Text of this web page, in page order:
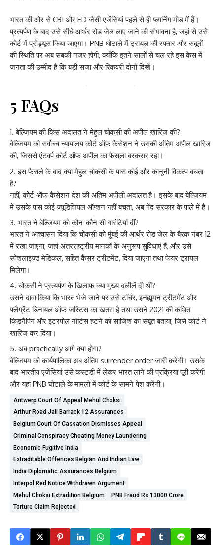
भारत की ओर से CBI और ED जैसी एजेंसियां पहले से ही प्लानिंग मोड में हैं।
प्रत्यर्पण के बाद उसे सीधे आर्थर रोड जेल लाए जाने की संभावना है, जहां से उसे
कोर्ट में प्रोड्यूस किया जाएगा। PNB घोटाले में ट्रायल की रफ्तार और सबूतों
की स्थिति पर अब सबकी नजर होगी, क्योंकि इतने सालों से चल रहे इस केस में
जनता की उम्मीद है कि बड़ी सजा और रिकवरी दोनों दिखें।
5 FAQs
बेल्जियम की किस अदालत ने मेहुल चोकसी की अपील खारिज की?
बेल्जियम की सर्वोच्च न्यायालय कोर्ट ऑफ कैसेशन ने उसकी अंतिम अपील खारिज
की, जिससे एंटवर्प कोर्ट ऑफ अपील का फैसला बरकरार रहा।
इस फैसले के बाद क्या मेहुल चोकसी के पास कोई और कानूनी विकल्प बचता
है?
नहीं, कोर्ट ऑफ कैसेशन देश की अंतिम अपीली अदालत है। इसके बाद बेल्जियम
में उसके पास कोई ज्यूडिशियल ऑप्शन नहीं बचता, अब गेंद सरकार के पाले में है।
भारत ने बेल्जियम को कौन-कौन सी गारंटियां दीं?
भारत ने आश्वासन दिया कि चोकसी को मुंबई की आर्थर रोड जेल के बैरक नंबर 12
में रखा जाएगा, जहां अंतरराष्ट्रीय मानकों के अनुरूप सुविधाएं हैं, और उसे
स्पेशलाइज्ड मेडिकल, सहित कैंसर ट्रीटमेंट, दिया जाएगा तथा फेयर ट्रायल
मिलेगा।
चोकसी ने प्रत्यर्पण के खिलाफ क्या मुख्य दलीलें दी थीं?
उसने दावा किया कि भारत भेजे जाने पर उसे टॉर्चर, इनह्यूमन ट्रीटमेंट और
फ्लैग्रेंट डिनायल ऑफ जस्टिस का खतरा है तथा उसने 2021 की कथित
किडनैपिंग और इंटरपोल नोटिस हटने को साजिश का सबूत बताया, जिसे कोर्ट ने
खारिज कर दिया।
अब practically आगे क्या होगा?
बेल्जियम की कार्यपालिका अब अंतिम surrender order जारी करेगी। उसके
बाद भारतीय एजेंसियां उसे कस्टडी में लेकर भारत लाने की प्रक्रिया पूरी करेंगी
और यहां PNB घोटाले के मामलों में कोर्ट के सामने पेश करेंगी।
Antwerp Court Of Appeal Mehul Choksi
Arthur Road Jail Barrack 12 Assurances
Belgium Court Of Cassation Dismisses Appeal
Criminal Conspiracy Cheating Money Laundering
Economic Fugitive India
Extraditable Offences Belgian And Indian Law
India Diplomatic Assurances Belgium
Interpol Red Notice Withdrawn Argument
Mehul Choksi Extradition Belgium
PNB Fraud Rs 13000 Crore
Torture Claim Rejected